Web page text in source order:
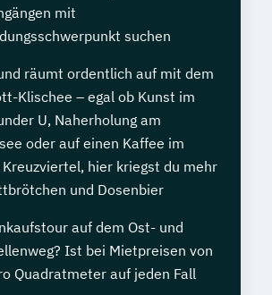
mit
suchen
räumt ordentlich auf mit dem
Klischee – egal ob Kunst im
U, Naherholung am
oder auf einen Kaffee im
Kreuzviertel, hier kriegst du mehr
und Dosenbier
auf dem Ost- und
Ist bei Mietpreisen von
Quadratmeter auf jeden Fall